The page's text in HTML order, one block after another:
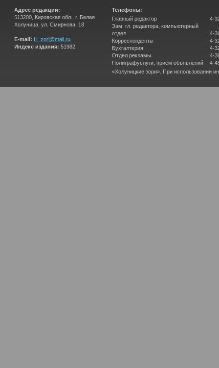
Адрес редакции:
613200, Кировская обл., г. Белая
Холуница, ул. Смирнова, 18
E-mail: H_zori@mail.ru
Индекс издания: 51982
Телефоны:
Главный редактор
Зам. гл. редактора, компьютерный
отдел
Корреспонденты
Бухгалтерия
Отдел рекламы
Полиграфуслуги, прием объявлений
4-
4-
4-
4-
4-
4-
«Холуницкие зори». При использовании